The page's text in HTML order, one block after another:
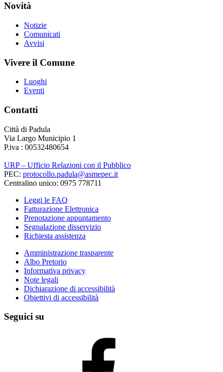
Novità
Notizie
Comunicati
Avvisi
Vivere il Comune
Luoghi
Eventi
Contatti
Città di Padula
Via Largo Municipio 1
P.iva : 00532480654
URP – Ufficio Relazioni con il Pubblico
PEC: protocollo.padula@asmepec.it
Centralino unico: 0975 778711
Leggi le FAQ
Fatturazione Elettronica
Prenotazione appuntamento
Segnalazione disservizio
Richiesta assistenza
Amministrazione trasparente
Albo Pretorio
Informativa privacy
Note legali
Dichiarazione di accessibilità
Obiettivi di accessibilità
Seguici su